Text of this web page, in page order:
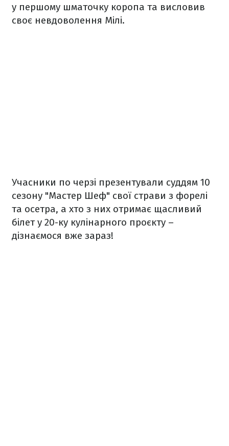
у першому шматочку коропа та висловив
своє невдоволення Мілі.
Учасники по черзі презентували суддям 10
сезону "Мастер Шеф" свої страви з форелі
та осетра, а хто з них отримає щасливий
білет у 20-ку кулінарного проєкту –
дізнаємося вже зараз!